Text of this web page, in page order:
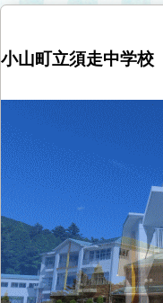
小山町立須走中学校